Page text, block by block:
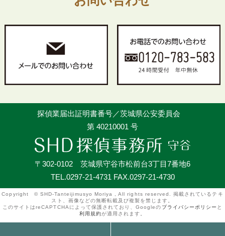
探偵業届出証明書番号／茨城県公安委員会
第 40210001 号
〒302-0102 茨城県守谷市松前台3丁目7番地6
TEL.0297-21-4731 FAX.0297-21-4730
Copyright © SHD-Tanteijimusyo Moriya , All rights reserved. 掲載されているテキ
スト、画像などの無断転載及び複製を禁じます。
このサイトはreCAPTCHAによって保護されており、Googleの プライバシーポリシー と
利用規約が適用されます。